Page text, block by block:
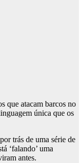
trás de uma série de
‘falando’ uma
antes.